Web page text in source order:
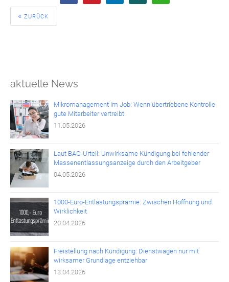
aktuelle News
Mikromanagement im Job: Wenn übertriebene Kontrolle
gute Mitarbeiter vertreibt
11.05.2026
Laut BAG-Urteil: Unwirksame Kündigung bei fehlender
Massenentlassungsanzeige durch den Arbeitgeber
04.05.2026
1000-Euro-Entlastungsprämie: Zwischen Hoffnung und
Wirklichkeit
20.04.2026
Freistellung nach Kündigung: Dienstwagen nur mit
wirksamer Grundlage entziehbar
13.04.2026
ZURÜCK